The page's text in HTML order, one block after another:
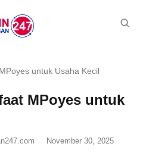
untuk Usaha Kecil
MPoyes untuk
November 30, 2025